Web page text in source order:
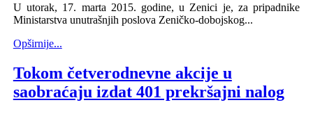
U utorak, 17. marta 2015. godine, u Zenici je, za pripadnike
Ministarstva unutrašnjih poslova Zeničko-dobojskog...
Opširnije...
Tokom četverodnevne akcije u
saobraćaju izdat 401 prekršajni nalog